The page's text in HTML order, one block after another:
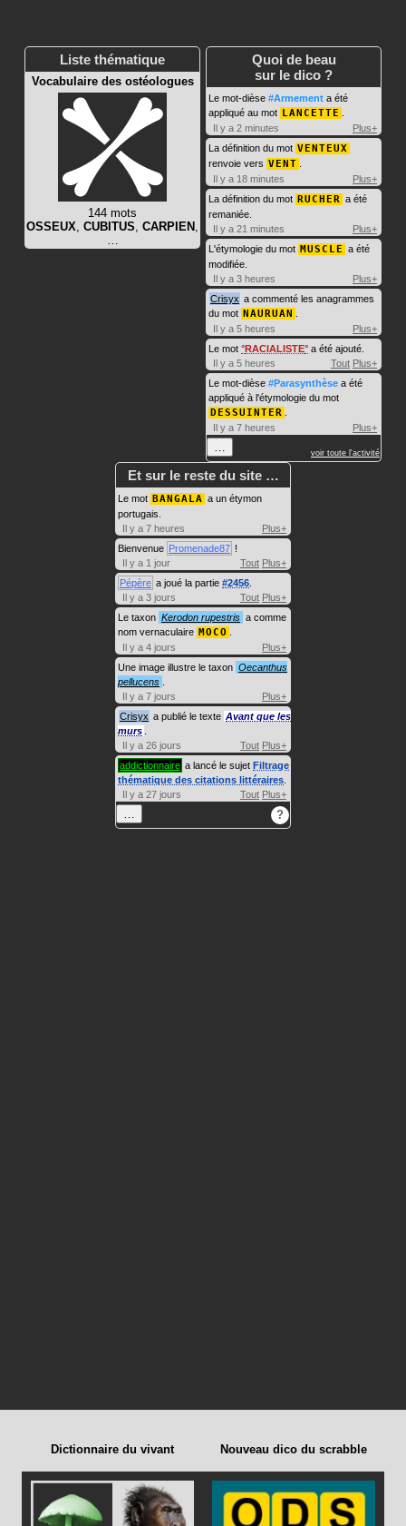
Liste thématique
Vocabulaire des ostéologues
144 mots
OSSEUX, CUBITUS, CARPIEN ,
…
Quoi de beau
sur le dico ?
Le mot-dièse #Armement a été
appliqué au mot LANCETTE
Il y a 2 minutes
Plus+
La définition du mot VENTEUX
renvoie vers VENT
Il y a 18 minutes
Plus+
La définition du mot RUCHER a été
remaniée.
Il y a 21 minutes
Plus+
L'étymologie du mot MUSCLE a été
modifiée.
Il y a 3 heures
Plus+
Crisyx a commenté les anagrammes
du mot NAURUAN
Il y a 5 heures
Plus+
Le mot
RACIALISTE a été ajouté.
Il y a 5 heures
Tout Plus+
Le mot-dièse #Parasynthèse a été
appliqué à l'étymologie du mot
DESSUINTER
Il y a 7 heures
Plus+
… voir toute l'activité
Et sur le reste du site …
Le mot BANGALA a un étymon
portugais.
Il y a 7 heures
Plus+
Bienvenue Promenade87 !
Il y a 1 jour
Tout Plus+
Pépère a joué la partie #2456
Il y a 3 jours
Tout Plus+
Le taxon Kerodon rupestris a comme
nom vernaculaire MOCO
Il y a 4 jours
Plus+
Une image illustre le taxon Oecanthus
pellucens
Il y a 7 jours
Plus+
Crisyx a publié le texte Avant que les
murs
Il y a 26 jours
Tout Plus+
addictionnaire a lancé le sujet Filtrage
thématique des citations littéraires
Il y a 27 jours
Tout Plus+
… ?
Dictionnaire du vivant Nouveau dico du scrabble